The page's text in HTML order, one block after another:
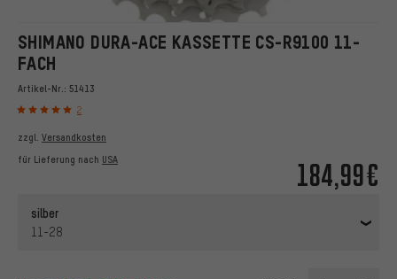
SHIMANO DURA-ACE KASSETTE CS-R9100 11-
FACH
Artikel-Nr.: 51413
2
184,99€
zzgl. Versandkosten
für Lieferung nach USA
silber
11-28